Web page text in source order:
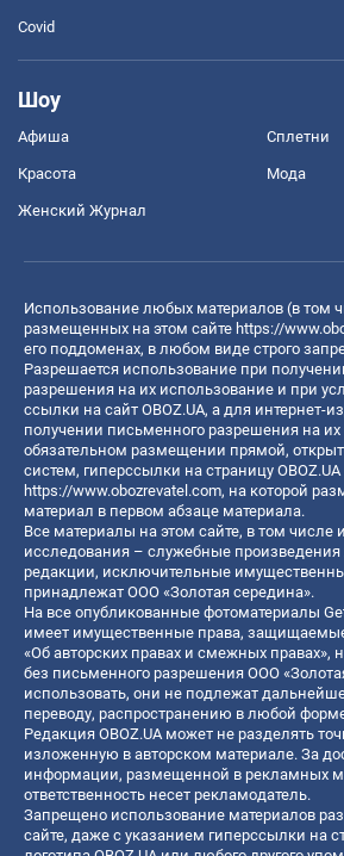
Covid
Шоу
Афиша Сплетни
Красота Мода
Женский Журнал
Использование любых материалов (в том
размещенных на этом сайте https://
его поддоменах, в любом виде строго
Разрешается использование при
разрешения на их использование и при
ссылки на сайт OBOZ.UA, а для интернет-
получении письменного разрешения на
обязательном размещении прямой,
систем, гиперссылки на страницу
https://www.obozrevatel.com, на которой
материал в первом абзаце материала.
Все материалы на этом сайте, в том числе
исследования – служебные произведения
редакции, исключительные
принадлежат ООО «Золотая середина».
На все опубликованные фотоматериалы
имеет имущественные права,
«Об авторских правах и смежных правах»,
без письменного разрешения ООО
использовать, они не подлежат
переводу, распространению в любой
Редакция OBOZ.UA может не разделять
изложенную в авторском материале. За
информации, размещенной в рекламных
ответственность несет рекламодатель.
Запрещено использование материалов
сайте, даже с указанием гиперссылки на